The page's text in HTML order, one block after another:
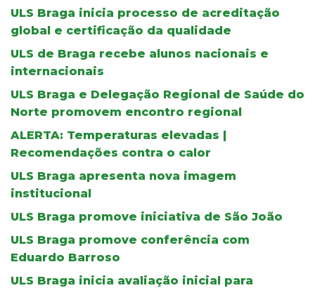
ULS Braga inicia processo de acreditação
global e certificação da qualidade
ULS de Braga recebe alunos nacionais e
internacionais
ULS Braga e Delegação Regional de Saúde do
Norte promovem encontro regional
ALERTA: Temperaturas elevadas |
Recomendações contra o calor
ULS Braga apresenta nova imagem
institucional
ULS Braga promove iniciativa de São João
ULS Braga promove conferência com
Eduardo Barroso
ULS Braga inicia avaliação inicial para